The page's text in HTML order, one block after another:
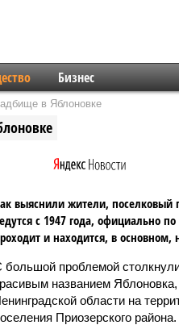
Бизнес
в Яблоновке
выяснили жители, поселковый
с 1947 года, официально
и находится, в основном,
большой проблемой
названием
области на
Приозерского района.